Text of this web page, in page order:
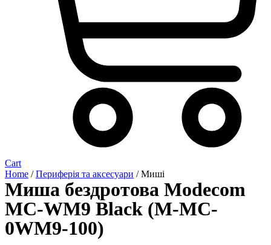
Cart
Home /Периферія та аксесуари / Миші
Миша бездротова Modecom
MC-WM9 Black (M-MC-
0WM9-100)